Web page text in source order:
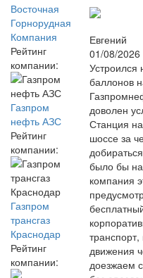
Восточная
Горнорудная
Компания
Рейтинг
компании:
Газпром
нефть АЗС
Рейтинг
компании:
Газпром
трансгаз
Краснодар
Рейтинг
компании:
Евгений
01/08/2026
Устроился
баллонов
доволен
Станция
шоссе за
было бы
компания
движения
доезжаем